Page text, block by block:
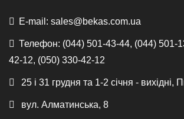
E-mail: sales@bekas.com.ua
Телефон: (044) 501-43-44, (044) 501-
42-12, (050) 330-42-12
25 і 31 грудня та 1-2 січня -
вул. Алматинська, 8